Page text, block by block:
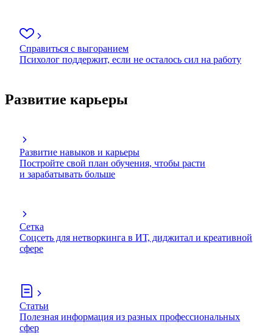
Справиться с выгоранием
Психолог поддержит, если не осталось сил на работу
Развитие карьеры
Развитие навыков и карьеры
Постройте свой план обучения, чтобы расти
и зарабатывать больше
Сетка
Соцсеть для нетворкинга в ИТ, диджитал и креативной
сфере
Статьи
Полезная информация из разных профессиональных
сфер